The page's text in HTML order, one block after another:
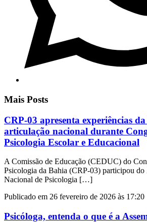
Mais Posts
CRP-03 apresenta experiências
articulação nacional durante
Psicologia Escolar e Educacional
A Comissão de Educação (CEDUC) do
Psicologia da Bahia (CRP-03) participou
Nacional de Psicologia […]
Publicado em 26 fevereiro de 2026 às 17:20
Psicóloga, entenda o que é a